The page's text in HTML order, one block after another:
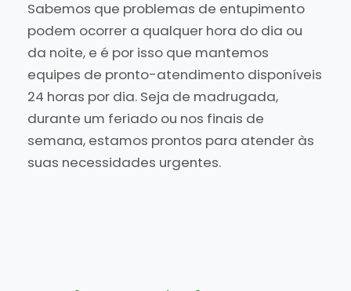
Sabemos que problemas de entupimento
podem ocorrer a qualquer hora do dia ou
da noite, e é por isso que mantemos
equipes de pronto-atendimento disponíveis
24 horas por dia. Seja de madrugada,
durante um feriado ou nos finais de
semana, estamos prontos para atender às
suas necessidades urgentes.